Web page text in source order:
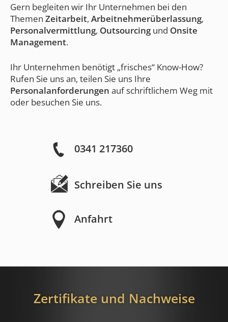
Gern begleiten wir Ihr Unternehmen bei den
Themen Zeitarbeit, Arbeitnehmerüberlassung,
Personalvermittlung, Outsourcingund Onsite
Management.
Ihr Unternehmen benötigt „frisches“ Know-How?
Rufen Sie uns an, teilen Sie uns Ihre
Personalanforderungen auf schriftlichem Weg mit
oder besuchen Sie uns.
0341 217360
Schreiben Sie uns
Anfahrt
Zertifikate und Nachweise